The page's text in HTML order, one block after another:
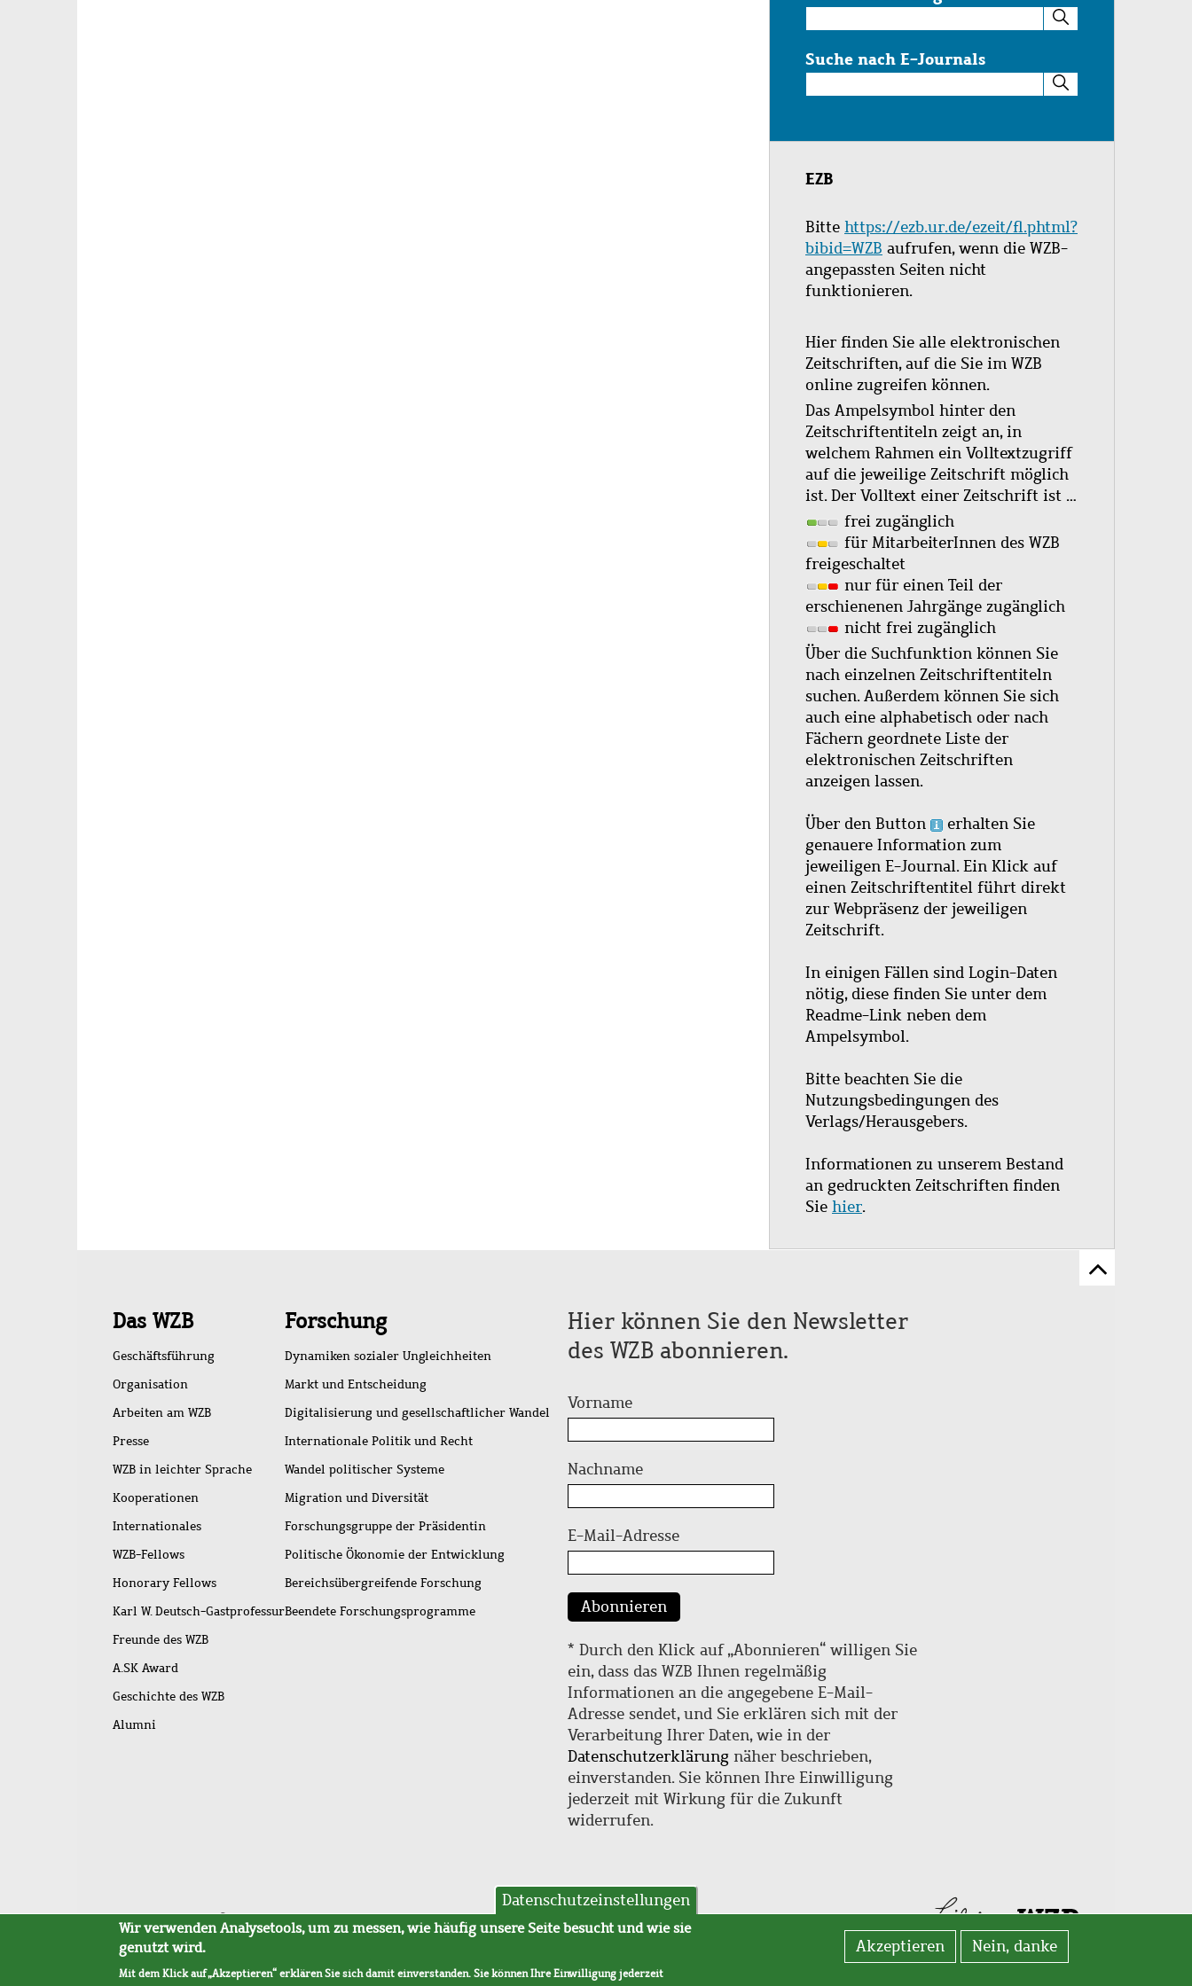
im
Katalog
Suche nach E-Journals
nach
Journals
EZB
Bitte https://ezb.ur.de/ezeit/fl.phtml?
bibid=WZB aufrufen, wenn die WZB-
angepassten Seiten nicht
funktionieren.
Hier finden Sie alle elektronischen
Zeitschriften, auf die Sie im WZB
online zugreifen können.
Das Ampelsymbol hinter den
Zeitschriftentiteln zeigt an, in
welchem Rahmen ein Volltextzugriff
auf die jeweilige Zeitschrift möglich
ist. Der Volltext einer Zeitschrift ist …
frei zugänglich
für MitarbeiterInnen des WZB
freigeschaltet
nur für einen Teil der
erschienenen Jahrgänge zugänglich
nicht frei zugänglich
Über die Suchfunktion können Sie
nach einzelnen Zeitschriftentiteln
suchen. Außerdem können Sie sich
auch eine alphabetisch oder nach
Fächern geordnete Liste der
elektronischen Zeitschriften
anzeigen lassen.
Über den Button
erhalten Sie
genauere Information zum
jeweiligen E-Journal. Ein Klick auf
einen Zeitschriftentitel führt direkt
zur Webpräsenz der jeweiligen
Zeitschrift.
In einigen Fällen sind Login-Daten
nötig, diese finden Sie unter dem
Readme-Link neben dem
Ampelsymbol.
Bitte beachten Sie die
Nutzungsbedingungen des
Verlags/Herausgebers.
Informationen zu unserem Bestand
an gedruckten Zeitschriften finden
Sie hier.
Zum
Schnellzugriff
Das WZB
Geschäftsführung
Organisation
Arbeiten am WZB
Presse
WZB in leichter Sprache
Kooperationen
Internationales
WZB-Fellows
Honorary Fellows
Karl W. Deutsch-Gastprofessur
Freunde des WZB
A.SK Award
Geschichte des WZB
Alumni
Forschung
Dynamiken sozialer Ungleichheiten
Markt und Entscheidung
Digitalisierung und gesellschaftlicher Wandel
Internationale Politik und Recht
Wandel politischer Systeme
Migration und Diversität
Forschungsgruppe der Präsidentin
Politische Ökonomie der Entwicklung
Bereichsübergreifende Forschung
Beendete Forschungsprogramme
Hier können Sie den Newsletter
des WZB abonnieren.
Vorname
Nachname
E-Mail-Adresse
Abonnieren
* Durch den Klick auf „Abonnieren“ willigen Sie
ein, dass das WZB Ihnen regelmäßig
Informationen an die angegebene E-Mail-
Adresse sendet, und Sie erklären sich mit der
Verarbeitung Ihrer Daten, wie in der
Datenschutzerklärung näher beschrieben,
einverstanden. Sie können Ihre Einwilligung
jederzeit mit Wirkung für die Zukunft
widerrufen.
Fußleistenmenü
SitemapBarrierefreiheitImpressumDatenschutzAVB
Datenschutzeinstellungen
Wir verwenden Analysetools, um zu messen, wie häufig unsere Seite besucht und wie sie
genutzt wird.
Mit dem Klick auf „Akzeptieren“ erklären Sie sich damit einverstanden. Sie können Ihre Einwilligung jederzeit
Akzeptieren Nein, danke